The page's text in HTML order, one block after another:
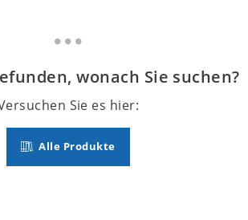
wonach Sie suchen?
Sie es hier:
Alle Produkte